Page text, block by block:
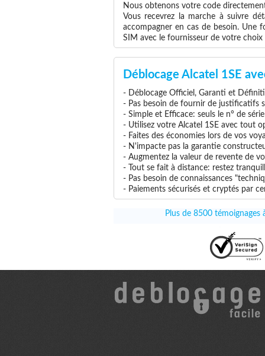
Nous obtenons votre code
Vous recevrez la marche à suivre
accompagner en cas de besoin. Une
SIM avec le fournisseur de votre
Déblocage Alcatel 1SE
- Déblocage Officiel, Garanti et
- Pas besoin de fournir de justificatifs
- Simple et Efficace: seuls le n° de
- Utilisez votre Alcatel 1SE avec tout
- Faites des économies lors de vos
- N'impacte pas la garantie
- Augmentez la valeur de revente de
- Tout se fait à distance: restez
- Pas besoin de connaissances
- Paiements sécurisés et cryptés par
Plus de 8500